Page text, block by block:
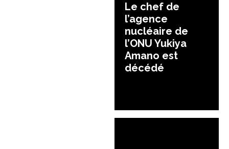
Le chef de
l’agence
nucléaire de
l’ONU Yukiya
Amano est
décédé